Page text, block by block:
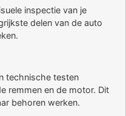
inspectie van je
delen van de auto
technische testen
remmen en de motor. Dit
behoren werken.